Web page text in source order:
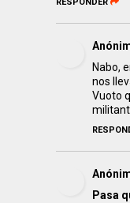
RESPONDER
Nabo,
nos
Vuoto
Pasa